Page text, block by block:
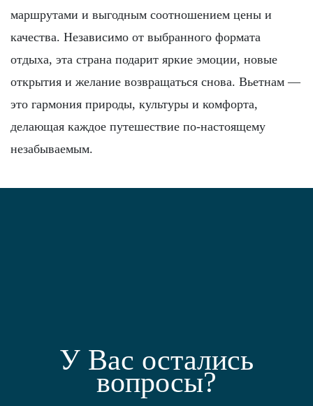
маршрутами и выгодным соотношением цены и
качества. Независимо от выбранного формата
отдыха, эта страна подарит яркие эмоции, новые
открытия и желание возвращаться снова. Вьетнам —
это гармония природы, культуры и комфорта,
делающая каждое путешествие по-настоящему
незабываемым.
У Вас остались
вопросы?